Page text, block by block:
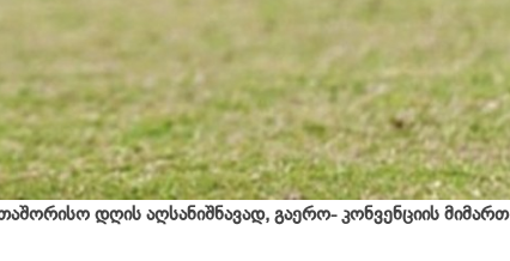
დღის აღსანიშნავად, გაერო- კონვენციის მიმართ